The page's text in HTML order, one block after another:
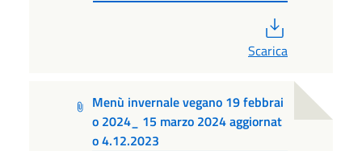
Scarica
Menù invernale vegano 19 febbrai
o 2024_ 15 marzo 2024 aggiornat
o 4.12.2023